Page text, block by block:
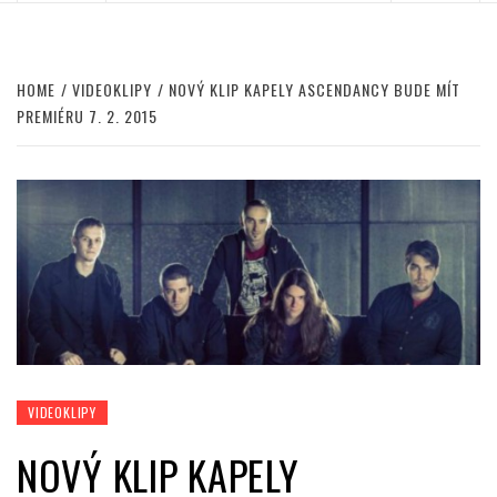
HOME VIDEOKLIPY
NOVÝ KLIP KAPELY ASCENDANCY BUDE MÍT
PREMIÉRU 7. 2. 2015
VIDEOKLIPY
NOVÝ KLIP KAPELY